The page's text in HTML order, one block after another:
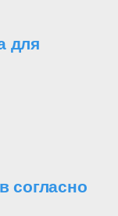
для
согласно